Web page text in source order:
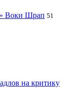
Воки Шрап 51
на критику